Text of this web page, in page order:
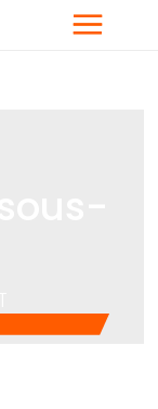
Menu